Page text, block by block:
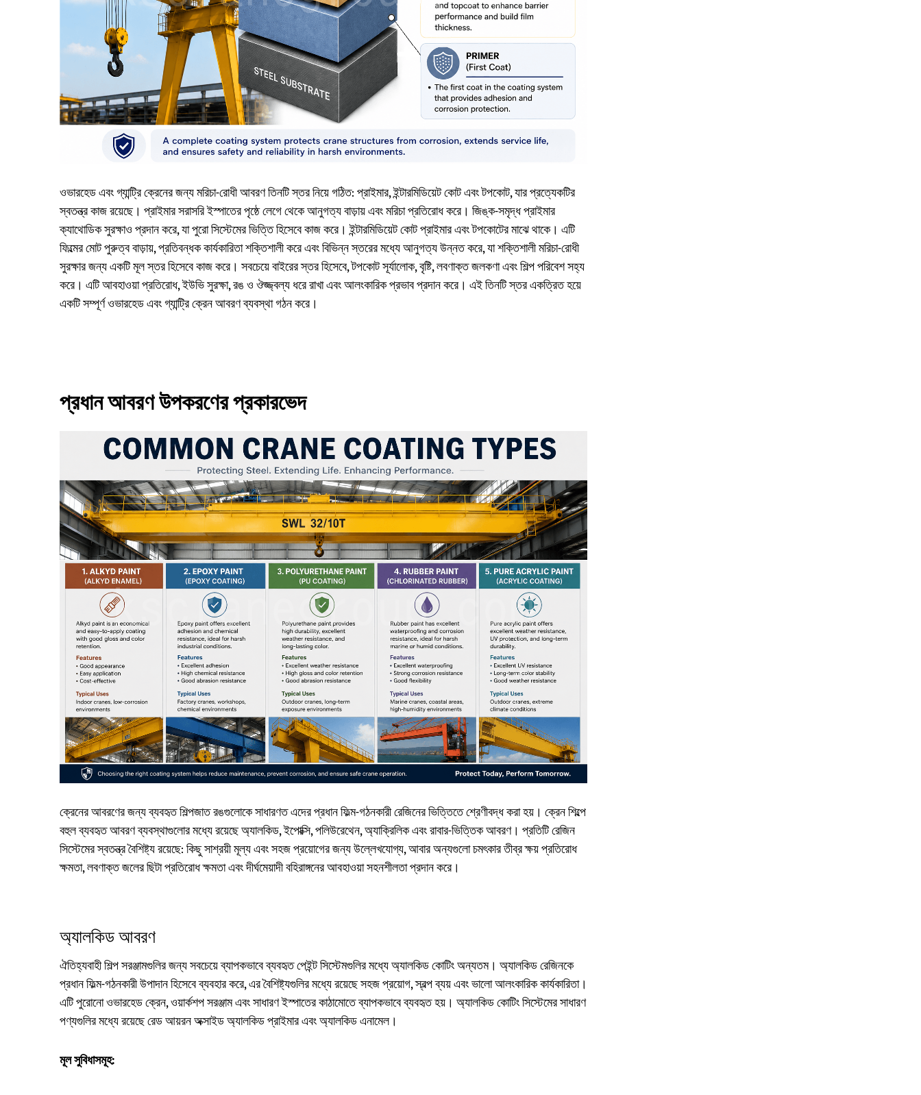
ওভারহেড এবং গ্যান্ট্রি ক্রেনের জন্য মরিচা-রোধী আবরণ তিনটি স্তর নিয়ে গঠিত: প্রাইমার, ইন্টারমিডিয়েট কোট এবং টপকোট, যার প্রত্যেকটির
স্বতন্ত্র কাজ রয়েছে। প্রাইমার সরাসরি ইস্পাতের পৃষ্ঠে লেগে থেকে আনুগত্য বাড়ায় এবং মরিচা প্রতিরোধ করে। জিঙ্ক-সমৃদ্ধ প্রাইমার
ক্যাথোডিক সুরক্ষাও প্রদান করে, যা পুরো সিস্টেমের ভিত্তি হিসেবে কাজ করে। ইন্টারমিডিয়েট কোট প্রাইমার এবং টপকোটের মাঝে থাকে। এটি
ফিল্মের মোট পুরুত্ব বাড়ায়, প্রতিবন্ধক কার্যকারিতা শক্তিশালী করে এবং বিভিন্ন স্তরের মধ্যে আনুগত্য উন্নত করে, যা শক্তিশালী মরিচা-রোধী
সুরক্ষার জন্য একটি মূল স্তর হিসেবে কাজ করে। সবচেয়ে বাইরের স্তর হিসেবে, টপকোট সূর্যালোক, বৃষ্টি, লবণাক্ত জলকণা এবং শিল্প পরিবেশ সহ্য
করে। এটি আবহাওয়া প্রতিরোধ, ইউভি সুরক্ষা, রঙ ও ঔজ্জ্বল্য ধরে রাখা এবং আলংকারিক প্রভাব প্রদান করে। এই তিনটি স্তর একত্রিত হয়ে
একটি সম্পূর্ণ ওভারহেড এবং গ্যান্ট্রি ক্রেন আবরণ ব্যবস্থা গঠন করে।
প্রধান আবরণ উপকরণের প্রকারভেদ
ক্রেনের আবরণের জন্য ব্যবহৃত শিল্পজাত রঙগুলোকে সাধারণত এদের প্রধান ফিল্ম-গঠনকারী রেজিনের ভিত্তিতে শ্রেণীবদ্ধ করা হয়। ক্রেন শিল্পে
বহুল ব্যবহৃত আবরণ ব্যবস্থাগুলোর মধ্যে রয়েছে অ্যালকিড, ইপোক্সি, পলিউরেথেন, অ্যাক্রিলিক এবং রাবার-ভিত্তিক আবরণ। প্রতিটি রেজিন
সিস্টেমের স্বতন্ত্র বৈশিষ্ট্য রয়েছে: কিছু সাশ্রয়ী মূল্য এবং সহজ প্রয়োগের জন্য উল্লেখযোগ্য, আবার অন্যগুলো চমৎকার তীব্র ক্ষয় প্রতিরোধ
ক্ষমতা, লবণাক্ত জলের ছিটা প্রতিরোধ ক্ষমতা এবং দীর্ঘমেয়াদী বহিরাঙ্গনের আবহাওয়া সহনশীলতা প্রদান করে।
অ্যালকিড আবরণ
ঐতিহ্যবাহী শিল্প সরঞ্জামগুলির জন্য সবচেয়ে ব্যাপকভাবে ব্যবহৃত পেইন্ট সিস্টেমগুলির মধ্যে অ্যালকিড কোটিং অন্যতম। অ্যালকিড রেজিনকে
প্রধান ফিল্ম-গঠনকারী উপাদান হিসেবে ব্যবহার করে, এর বৈশিষ্ট্যগুলির মধ্যে রয়েছে সহজ প্রয়োগ, স্বল্প ব্যয় এবং ভালো আলংকারিক কার্যকারিতা।
এটি পুরোনো ওভারহেড ক্রেন, ওয়ার্কশপ সরঞ্জাম এবং সাধারণ ইস্পাতের কাঠামোতে ব্যাপকভাবে ব্যবহৃত হয়। অ্যালকিড কোটিং সিস্টেমের সাধারণ
পণ্যগুলির মধ্যে রয়েছে রেড আয়রন অক্সাইড অ্যালকিড প্রাইমার এবং অ্যালকিড এনামেল।
মূল সুবিধাসমূহ: